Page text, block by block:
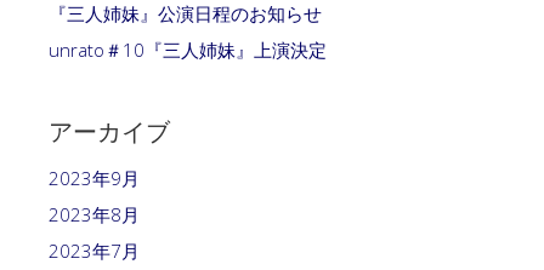
『三人姉妹』公演日程のお知らせ
unrato＃10『三人姉妹』上演決定
アーカイブ
2023年9月
2023年8月
2023年7月